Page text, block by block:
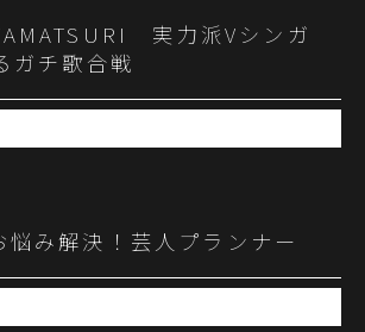
実力派Vシンガ
ガチ歌合戦
悩み解決！芸人プランナー